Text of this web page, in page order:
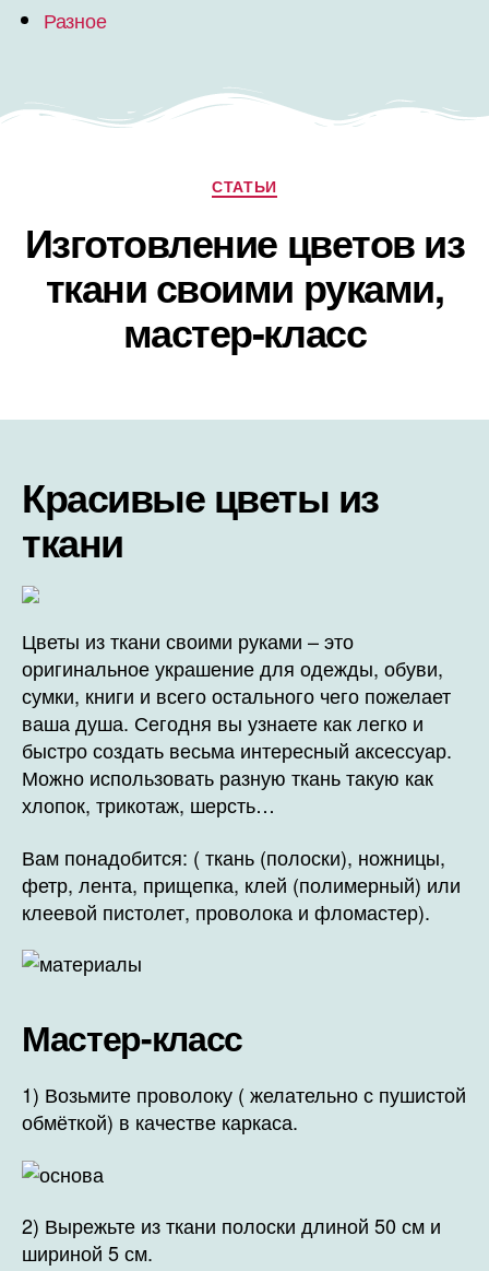
Разное
СТАТЬИ
Изготовление цветов из
ткани своими руками,
мастер-класс
Красивые цветы из
ткани
Цветы из ткани своими руками – это
оригинальное украшение для одежды, обуви,
сумки, книги и всего остального чего пожелает
ваша душа. Сегодня вы узнаете как легко и
быстро создать весьма интересный аксессуар.
Можно использовать разную ткань такую как
хлопок, трикотаж, шерсть…
Вам понадобится: ( ткань (полоски), ножницы,
фетр, лента, прищепка, клей (полимерный) или
клеевой пистолет, проволока и фломастер).
Мастер-класс
1) Возьмите проволоку ( желательно с пушистой
обмёткой) в качестве каркаса.
2) Вырежьте из ткани полоски длиной 50 см и
шириной 5 см.